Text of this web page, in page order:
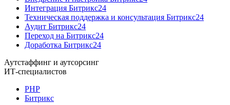
Интеграция Битрикс24
Техническая поддержка и консультация Битрикс24
Аудит Битрикс24
Переход на Битрикс24
Доработка Битрикс24
Аутстаффинг и аутсорсинг
ИТ-специалистов
PHP
Битрикс